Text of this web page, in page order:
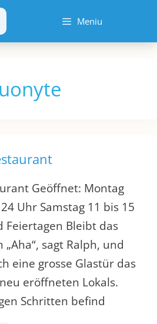
Meniu
Geöffnet: Montag
Uhr Samstag 11 bis 15
Feiertagen Bleibt das
„Aha“, sagt Ralph, und
eine grosse Glastür das
eröffneten Lokals.
Schritten befind